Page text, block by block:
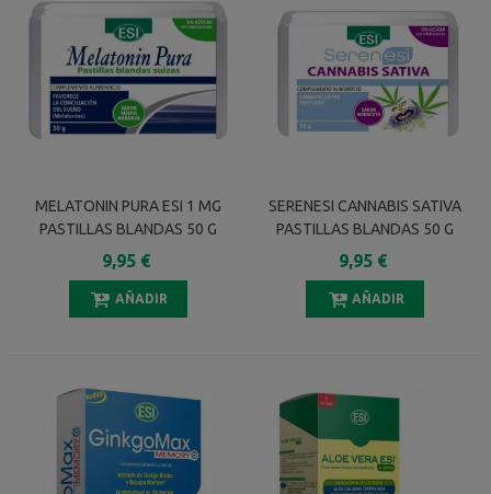
MELATONIN PURA ESI 1 MG
PASTILLAS BLANDAS 50 G
9,95 €
AÑADIR
SERENESI CANNABIS SATIVA
PASTILLAS BLANDAS 50 G
9,95 €
AÑADIR